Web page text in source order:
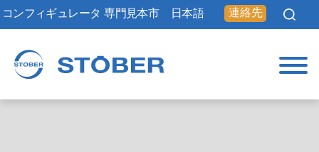
コンフィギュレータ 専門見本市 日本語 連絡先